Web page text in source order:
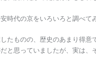
時代の京をいろいろと調べて
たものの、歴史のあまり得意
と思っていましたが、実は、